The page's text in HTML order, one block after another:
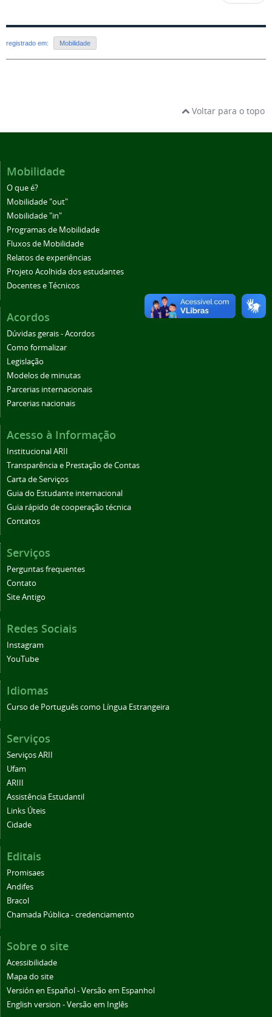
registrado em: Mobilidade
Voltar para o topo
Mobilidade
O que é?
Mobilidade "out"
Mobilidade "in"
Programas de Mobilidade
Fluxos de Mobilidade
Relatos de experiências
Projeto Acolhida dos estudantes
Docentes e Técnicos
Acordos
Dúvidas gerais - Acordos
Como formalizar
Legislação
Modelos de minutas
Parcerias internacionais
Parcerias nacionais
Acesso à Informação
Institucional ARII
Transparência e Prestação de Contas
Carta de Serviços
Guia do Estudante internacional
Guia rápido de cooperação técnica
Contatos
Serviços
Perguntas frequentes
Contato
Site Antigo
Redes Sociais
Instagram
YouTube
Idiomas
Curso de Português como Língua Estrangeira
Serviços
Serviços ARII
Ufam
ARIII
Assistência Estudantil
Links Úteis
Cidade
Editais
Promisaes
Andifes
Bracol
Chamada Pública - credenciamento
Sobre o site
Acessibilidade
Mapa do site
Versión en Español - Versão em Espanhol
English version - Versão em Inglês